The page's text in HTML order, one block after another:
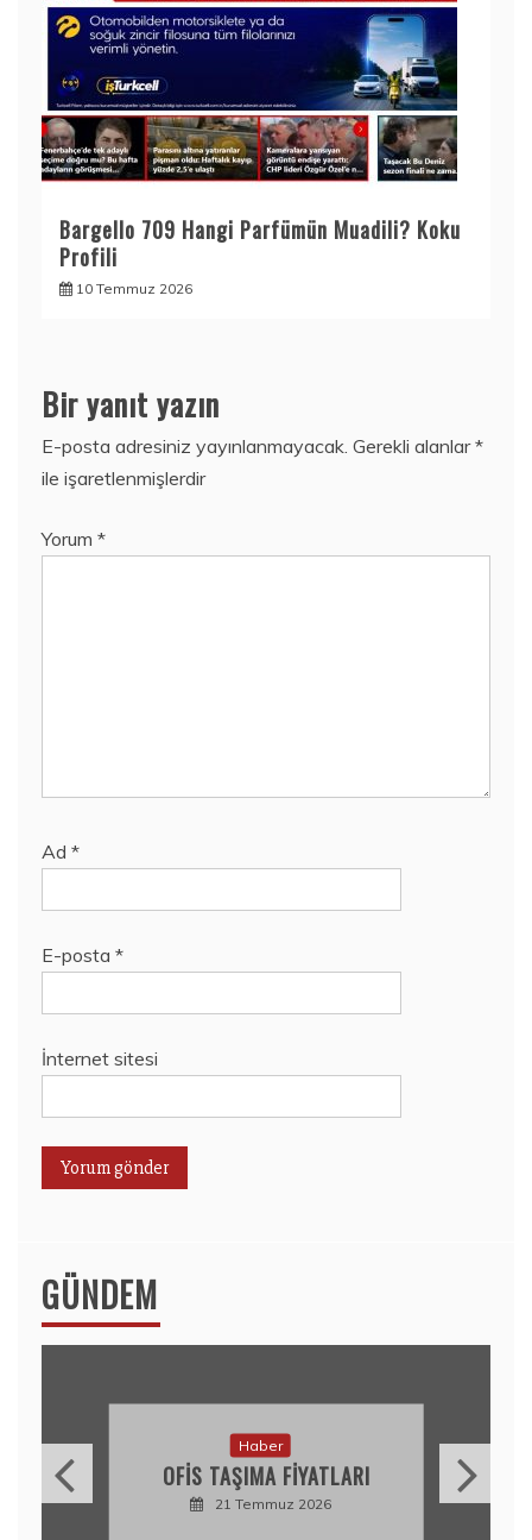
Bargello 709 Hangi Parfümün Muadili? Koku
Profili
10 Temmuz 2026
Bir yanıt yazın
E-posta adresiniz yayınlanmayacak. Gerekli alanlar*
ile işaretlenmişlerdir
Yorum *
Ad *
E-posta *
İnternet sitesi
GÜNDEM
Haber
OFIS TAŞIMA FIYATLARI
21 Temmuz 2026